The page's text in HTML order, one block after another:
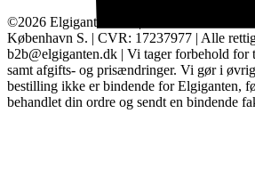
©2026 Elgiganten A/S | Arne Jacobsens
København S. | CVR: 17237977 | Alle
b2b@elgiganten.dk | Vi tager forbehold
samt afgifts- og prisændringer. Vi gør i
bestilling ikke er bindende for Elgiganten,
behandlet din ordre og sendt en bindende